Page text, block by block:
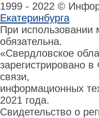
1999 - 2022 ©
Екатеринбурга
При использовании
обязательна.
«Свердловское
зарегистрировано
связи,
информационных
2021 года.
Свидетельство о